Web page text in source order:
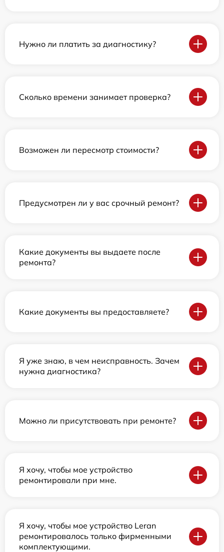
Нужно ли платить за диагностику?
Сколько времени занимает проверка?
Возможен ли пересмотр стоимости?
Предусмотрен ли у вас срочный ремонт?
Какие документы вы выдаете после
ремонта?
Какие документы вы предоставляете?
Я уже знаю, в чем неисправность. Зачем
нужна диагностика?
Можно ли присутствовать при ремонте?
Я хочу, чтобы мое устройство
ремонтировали при мне.
Я хочу, чтобы мое устройство Leran
ремонтировалось только фирменными
комплектующими.